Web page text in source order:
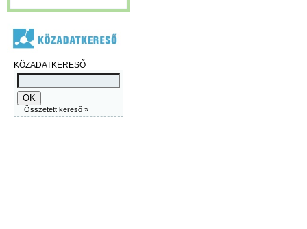
KÖZADATKERESŐ
Összetett kereső »